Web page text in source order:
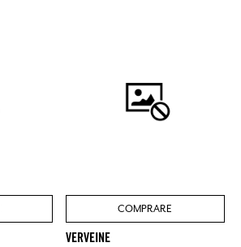
COMPRARE
VERVEINE